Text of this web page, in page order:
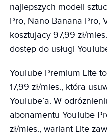
najlepszych modeli
Pro, Nano Banana Pro,
kosztujący 97,99 zł/
dostęp do usługi
YouTube Premium Lite
17,99 zł/mies., która
YouTube’a. W
abonamentu YouTube
zł/mies., wariant Lite